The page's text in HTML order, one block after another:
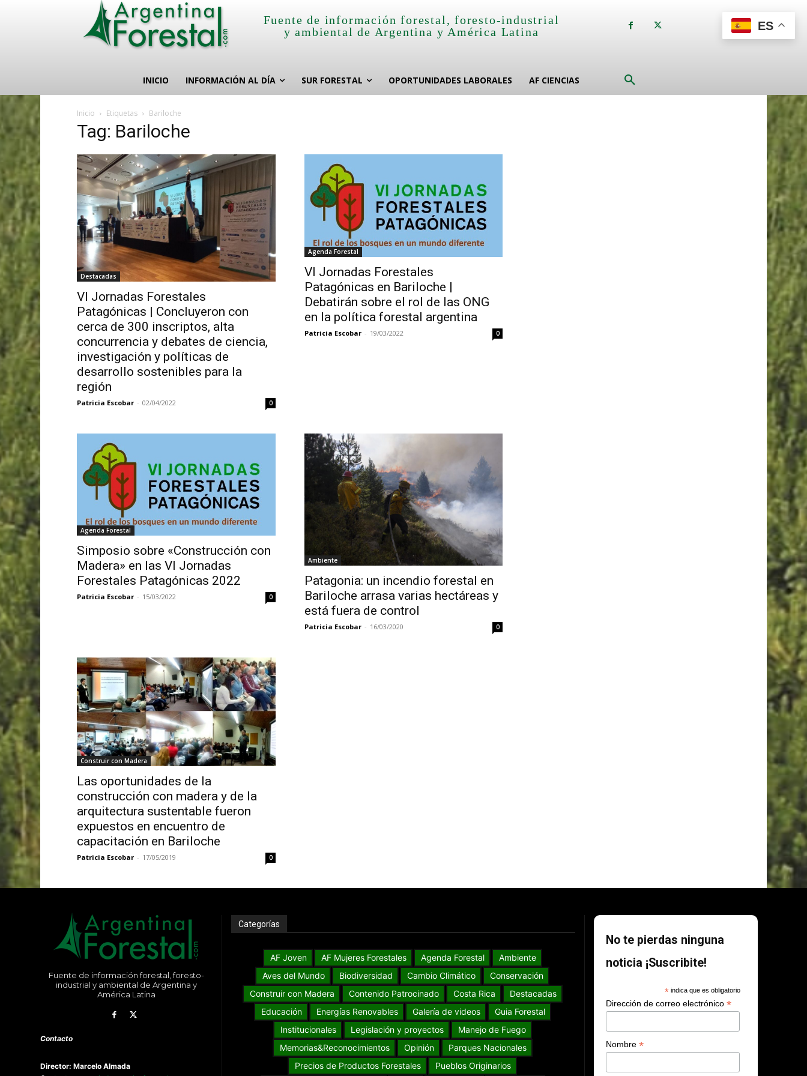
Fuente de información forestal, foresto-industrial
y ambiental de Argentina y América Latina
INICIO INFORMACIÓN AL DÍA SUR FORESTAL OPORTUNIDADES LABORALES AF CIENCIAS
Inicio Etiquetas Bariloche
Tag: Bariloche
Destacadas
VI Jornadas Forestales
Patagónicas | Concluyeron con
cerca de 300 inscriptos, alta
concurrencia y debates de ciencia,
investigación y políticas de
desarrollo sostenibles para la
región
Patricia Escobar - 02/04/2022 0
Agenda Forestal
VI Jornadas Forestales
Patagónicas en Bariloche |
Debatirán sobre el rol de las ONG
en la política forestal argentina
Patricia Escobar - 19/03/2022 0
Agenda Forestal
Simposio sobre «Construcción con
Madera» en las VI Jornadas
Forestales Patagónicas 2022
Patricia Escobar - 15/03/2022 0
Ambiente
Patagonia: un incendio forestal en
Bariloche arrasa varias hectáreas y
está fuera de control
Patricia Escobar - 16/03/2020 0
Construir con Madera
Las oportunidades de la
construcción con madera y de la
arquitectura sustentable fueron
expuestos en encuentro de
capacitación en Bariloche
Patricia Escobar - 17/05/2019 0
Fuente de información forestal, foresto-
industrial y ambiental de Argentina y
América Latina
Contacto
Director: Marcelo Almada
Categorías
AF Joven AF Mujeres Forestales Agenda Forestal
Ambiente
Aves del Mundo
Biodiversidad Cambio Climático
Conservación
Construir con Madera
Contenido Patrocinado Costa Rica
Destacadas
Educación
Energías Renovables Galería de videos
Guia Forestal
Institucionales
Legislación y proyectos
Manejo de Fuego
Memorias&Reconocimientos
Opinión
Parques Nacionales
Precios de Productos Forestales
Pueblos Originarios
No te pierdas ninguna
noticia ¡Suscribite!
*indica que es obligatorio
Dirección de correo electrónico*
Nombre*
ES